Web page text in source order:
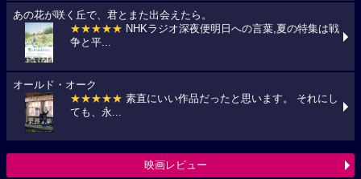
あの花が咲く丘で、君とまた出会えたら。
★★★★★ NHKラジオ深夜便明日への言葉,夏の特集は戦
争と平...
オールド・オーク
★★★★★ 素直にいい作品だったと思います。 それにし
ても、永...
映画レビュー